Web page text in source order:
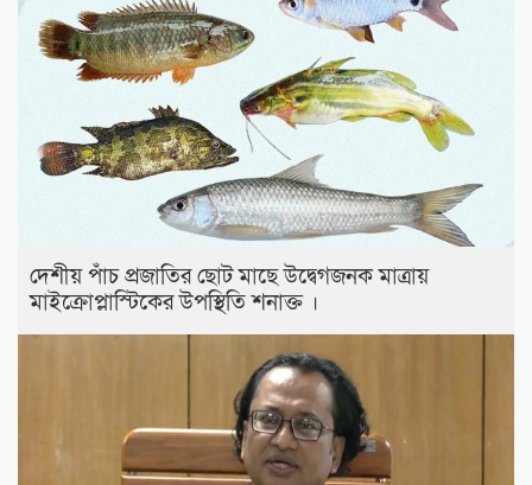
দেশীয় পাঁচ প্রজাতির ছোট মাছে উদ্বেগজনক মাত্রায়
মাইক্রোপ্লাস্টিকের উপস্থিতি শনাক্ত ।